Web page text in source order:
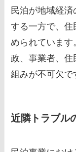
民泊が地域経
する一方で、
められていま
政、事業者、住
組みが不可欠で
近隣トラブル